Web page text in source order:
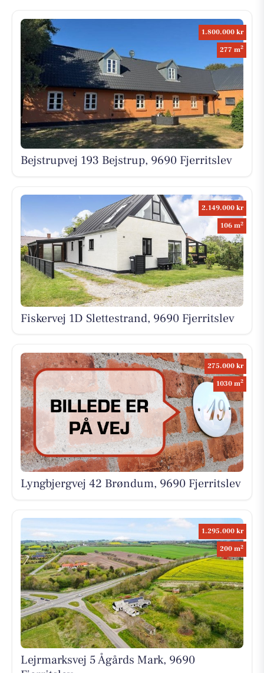
1.800.000 kr
277 m2
Bejstrupvej 193 Bejstrup, 9690 Fjerritslev
2.149.000 kr
106 m2
Fiskervej 1D Slettestrand, 9690 Fjerritslev
275.000 kr
1030 m2
Lyngbjergvej 42 Brøndum, 9690 Fjerritslev
1.295.000 kr
200 m2
Lejrmarksvej 5 Ågårds Mark, 9690